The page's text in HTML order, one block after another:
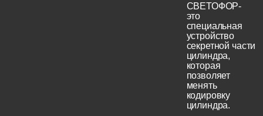
СВЕТОФОР-
это
специальная
устройство
секретной части
цилиндра,
которая
позволяет
менять
кодировку
цилиндра.